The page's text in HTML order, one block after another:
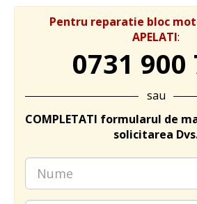
Pentru reparatie bloc
APELATI:
0731 900
sau
COMPLETATI formularul de
solicitarea